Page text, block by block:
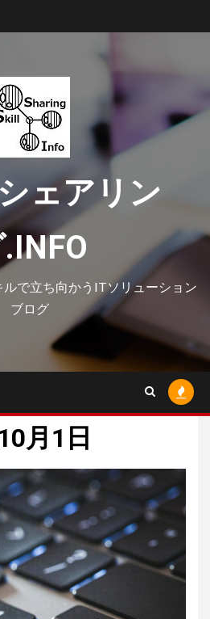
ェアリン
で立ち向かうITソリューション
ブログ
月1日